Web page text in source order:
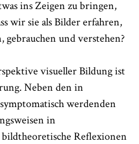
ins Zeigen zu bringen,
wir sie als Bilder erfahren,
und verstehen?
visueller Bildung ist
Neben den in
werdenden
in
Reflexionen